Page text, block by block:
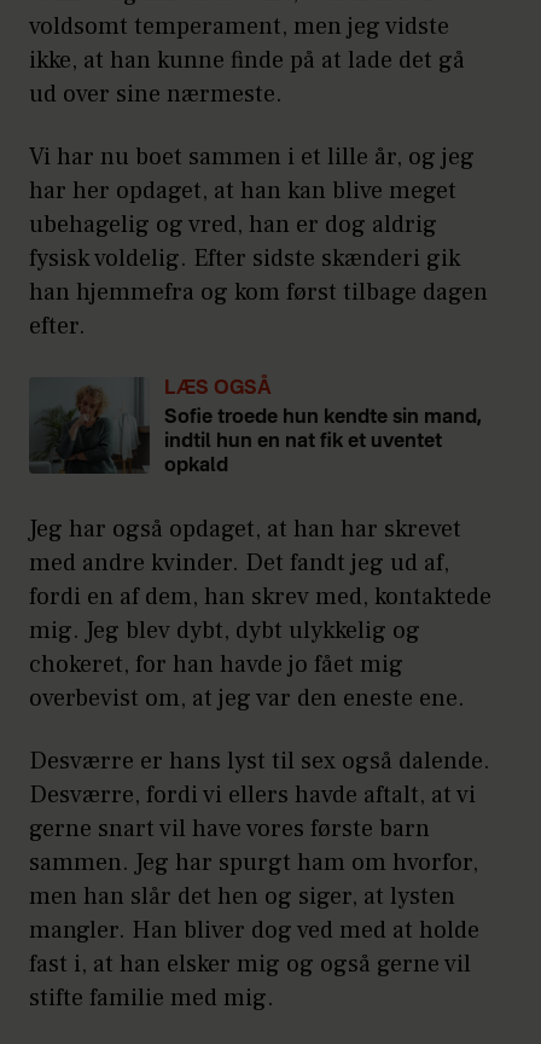
voldsomt temperament, men jeg vidste
ikke, at han kunne finde på at lade det gå
ud over sine nærmeste.
Vi har nu boet sammen i et lille år, og jeg
har her opdaget, at han kan blive meget
ubehagelig og vred, han er dog aldrig
fysisk voldelig. Efter sidste skænderi gik
han hjemmefra og kom først tilbage dagen
efter.
LÆS OGSÅ
Sofie troede hun kendte sin mand,
indtil hun en nat fik et uventet
opkald
Jeg har også opdaget, at han har skrevet
med andre kvinder. Det fandt jeg ud af,
fordi en af dem, han skrev med, kontaktede
mig. Jeg blev dybt, dybt ulykkelig og
chokeret, for han havde jo fået mig
overbevist om, at jeg var den eneste ene.
Desværre er hans lyst til sex også dalende.
Desværre, fordi vi ellers havde aftalt, at vi
gerne snart vil have vores første barn
sammen. Jeg har spurgt ham om hvorfor,
men han slår det hen og siger, at lysten
mangler. Han bliver dog ved med at holde
fast i, at han elsker mig og også gerne vil
stifte familie med mig.